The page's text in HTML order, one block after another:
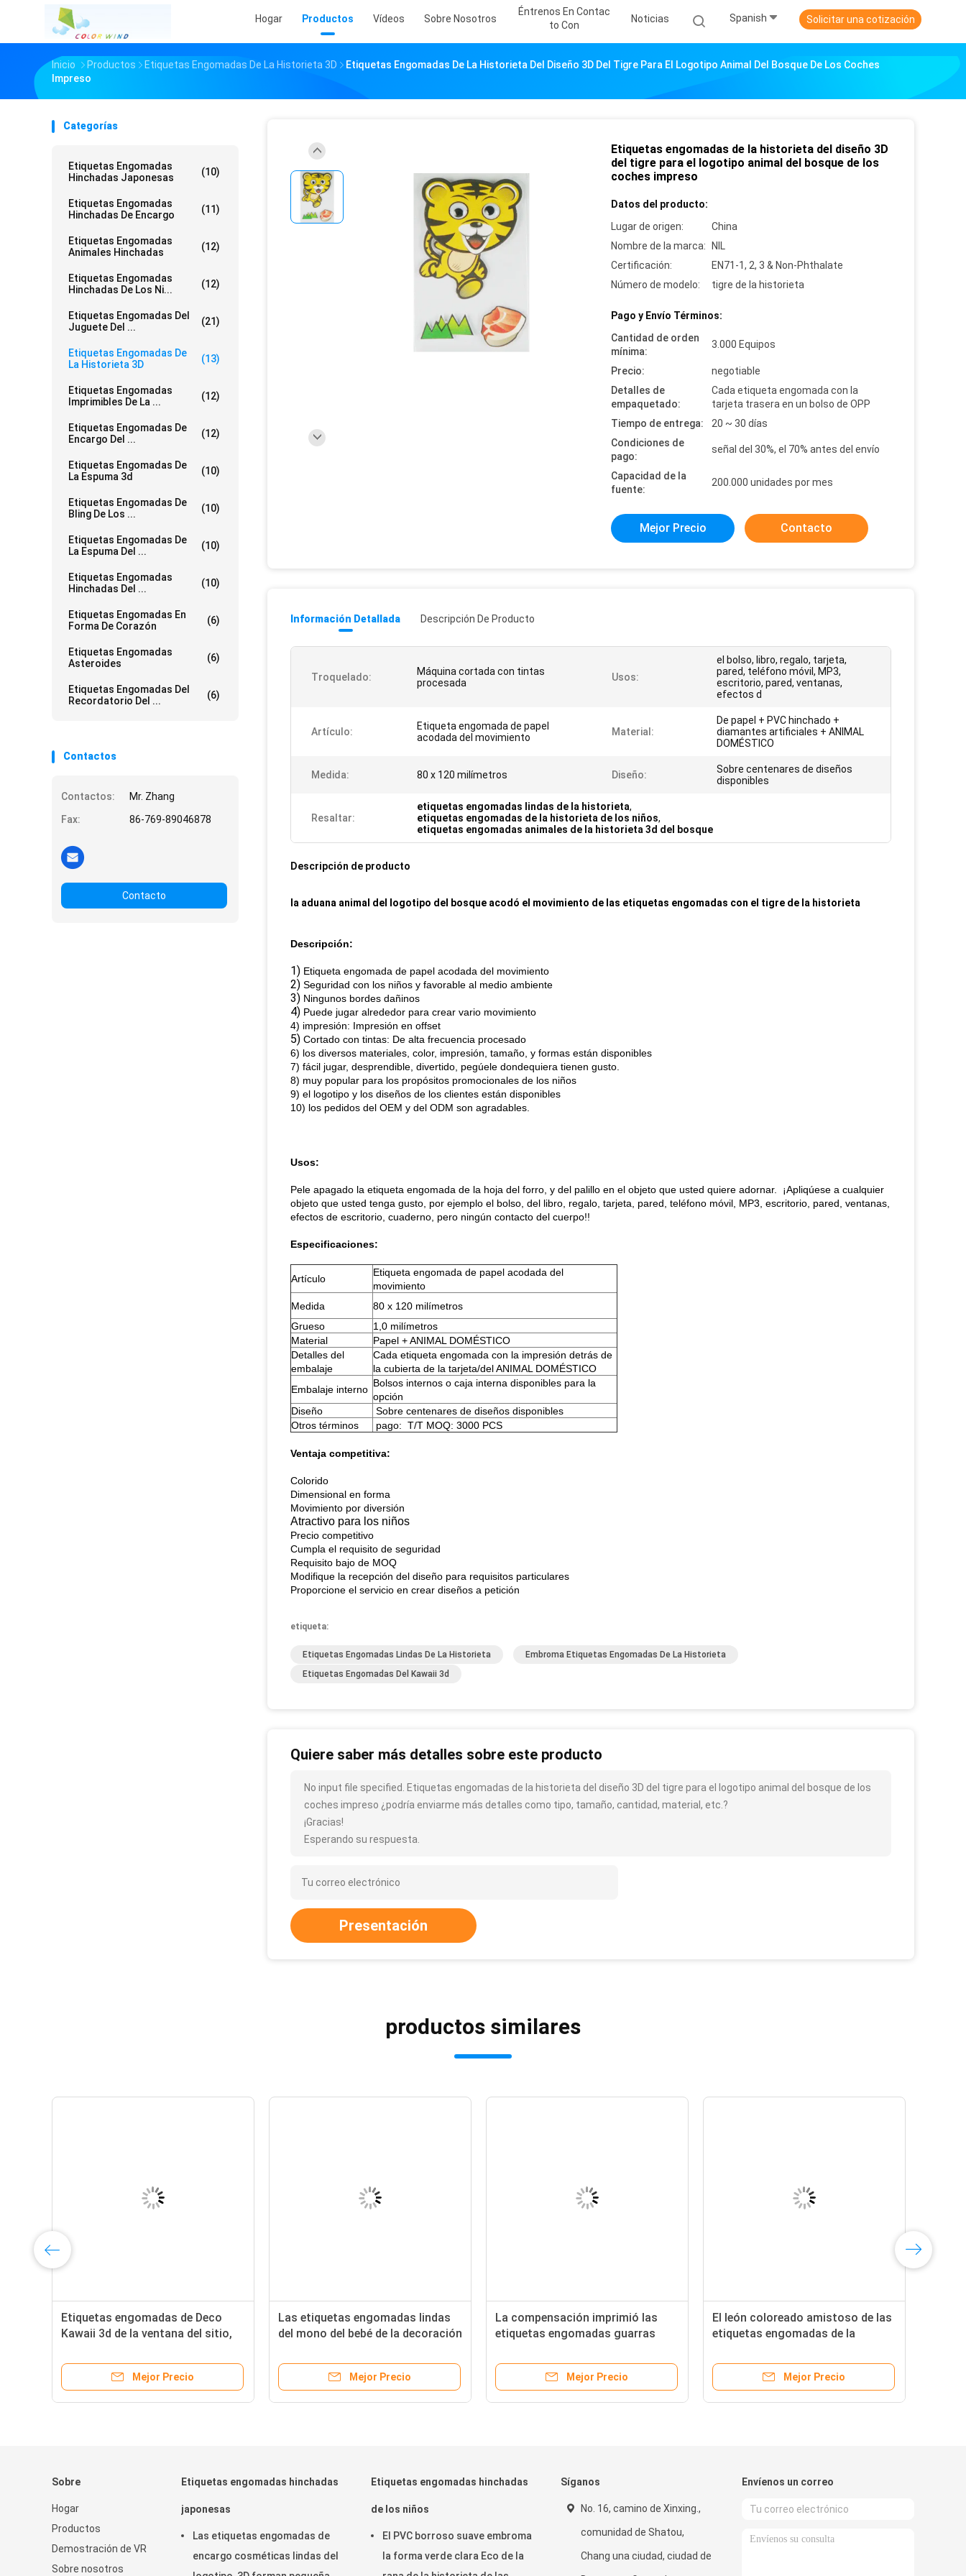
Hogar Productos Vídeos Sobre Nosotros
Éntrenos En Contac
To Con
Noticias Spanish Solicitar una cotización
Inicio Productos Etiquetas Engomadas De La Historieta 3D
Etiquetas Engomadas De La Historieta Del Diseño 3D Del Tigre Para El Logotipo Animal Del Bosque De Los Coches
Impreso
Categorías
Etiquetas Engomadas
Hinchadas Japonesas
(10)
Etiquetas Engomadas
Hinchadas De Encargo
(11)
Etiquetas Engomadas
Animales Hinchadas
(12)
Etiquetas Engomadas
Hinchadas De Los Ni...
(12)
Etiquetas Engomadas Del
Juguete Del ...
(21)
Etiquetas Engomadas De
La Historieta 3D
(13)
Etiquetas Engomadas
Imprimibles De La ...
(12)
Etiquetas Engomadas De
Encargo Del ...
(12)
Etiquetas Engomadas De
La Espuma 3d
(10)
Etiquetas Engomadas De
Bling De Los ...
(10)
Etiquetas Engomadas De
La Espuma Del ...
(10)
Etiquetas Engomadas
Hinchadas Del ...
(10)
Etiquetas Engomadas En
Forma De Corazón
(6)
Etiquetas Engomadas
Asteroides
(6)
Etiquetas Engomadas Del
Recordatorio Del ...
(6)
Contactos
Contactos:
Mr. Zhang
Fax:
86-769-89046878
Contacto
Etiquetas engomadas de la historieta del diseño 3D
del tigre para el logotipo animal del bosque de los
coches impreso
Datos del producto:
Lugar de origen:
China
Nombre de la marca:
NIL
Certificación:
EN71-1, 2, 3 & Non-Phthalate
Número de modelo:
tigre de la historieta
Pago y Envío Términos:
Cantidad de orden
mínima:
3.000 Equipos
Precio:
negotiable
Detalles de
empaquetado:
Cada etiqueta engomada con la
tarjeta trasera en un bolso de OPP
Tiempo de entrega:
20 ~ 30 días
Condiciones de
pago:
señal del 30%, el 70% antes del envío
Capacidad de la
fuente:
200.000 unidades por mes
Mejor Precio Contacto
Información Detallada Descripción De Producto
Troquelado:
Máquina cortada con tintas
procesada
Usos:
el bolso, libro, regalo, tarjeta,
pared, teléfono móvil, MP3,
escritorio, pared, ventanas,
efectos d
Artículo:
Etiqueta engomada de papel
acodada del movimiento
Material:
De papel + PVC hinchado +
diamantes artificiales + ANIMAL
DOMÉSTICO
Medida: 80 x 120 milímetros Diseño:
Sobre centenares de diseños
disponibles
Resaltar:
etiquetas engomadas lindas de la historieta,
etiquetas engomadas de la historieta de los niños,
etiquetas engomadas animales de la historieta 3d del bosque
Descripción de producto
la aduana animal del logotipo del bosque acodó el movimiento de las etiquetas engomadas con el tigre de la historieta
Descripción:
1) Etiqueta engomada de papel acodada del movimiento
2) Seguridad con los niños y favorable al medio ambiente
3) Ningunos bordes dañinos
4) Puede jugar alrededor para crear vario movimiento
4) impresión: Impresión en offset
5) Cortado con tintas: De alta frecuencia procesado
6) los diversos materiales, color, impresión, tamaño, y formas están disponibles
7) fácil jugar, desprendible, divertido, pegúele dondequiera tienen gusto.
8) muy popular para los propósitos promocionales de los niños
9) el logotipo y los diseños de los clientes están disponibles
10) los pedidos del OEM y del ODM son agradables.
Usos:
Pele apagado la etiqueta engomada de la hoja del forro, y del palillo en el objeto que usted quiere adornar. ¡Apliqúese a cualquier
objeto que usted tenga gusto, por ejemplo el bolso, del libro, regalo, tarjeta, pared, teléfono móvil, MP3, escritorio, pared, ventanas,
efectos de escritorio, cuaderno, pero ningún contacto del cuerpo!!
Especificaciones:
Artículo
Etiqueta engomada de papel acodada del
movimiento
Medida
80 x 120 milímetros
Grueso
1,0 milímetros
Material
Papel + ANIMAL DOMÉSTICO
Detalles del
embalaje
Cada etiqueta engomada con la impresión detrás de
la cubierta de la tarjeta/del ANIMAL DOMÉSTICO
Embalaje interno
Bolsos internos o caja interna disponibles para la
opción
Diseño
Sobre centenares de diseños disponibles
Otros términos
pago: T/T MOQ: 3000 PCS
Ventaja competitiva:
Colorido
Dimensional en forma
Movimiento por diversión
Atractivo para los niños
Precio competitivo
Cumpla el requisito de seguridad
Requisito bajo de MOQ
Modifique la recepción del diseño para requisitos particulares
Proporcione el servicio en crear diseños a petición
etiqueta:
Etiquetas Engomadas Lindas De La Historieta
Embroma Etiquetas Engomadas De La Historieta
Etiquetas Engomadas Del Kawaii 3d
Quiere saber más detalles sobre este producto
No input file specified. Etiquetas engomadas de la historieta del diseño 3D del tigre para el logotipo animal del bosque de los
coches impreso ¿podría enviarme más detalles como tipo, tamaño, cantidad, material, etc.?
¡Gracias!
Esperando su respuesta.
Presentación
productos similares
Etiquetas engomadas de Deco
Kawaii 3d de la ventana del sitio,
divertidas 80 x 120 milímetros
Mejor Precio
Las etiquetas engomadas lindas
del mono del bebé de la decoración
del parque zoológico embroman
etiquetas engomadas de la
Mejor Precio
La compensación imprimió las
etiquetas engomadas guarras
la decoración del teléfono móvil
Mejor Precio
El león coloreado amistoso de las
etiquetas engomadas de la
para los regalos autos-adhesivo
Mejor Precio
Sobre
Hogar
Productos
Demostración de VR
Sobre nosotros
Etiquetas engomadas hinchadas
japonesas
Las etiquetas engomadas de
encargo cosméticas lindas del
Etiquetas engomadas hinchadas
de los niños
El PVC borroso suave embroma
la forma verde clara Eco de la
Síganos
No. 16, camino de Xinxing.,
comunidad de Shatou,
Chang una ciudad, ciudad de
Envíenos un correo